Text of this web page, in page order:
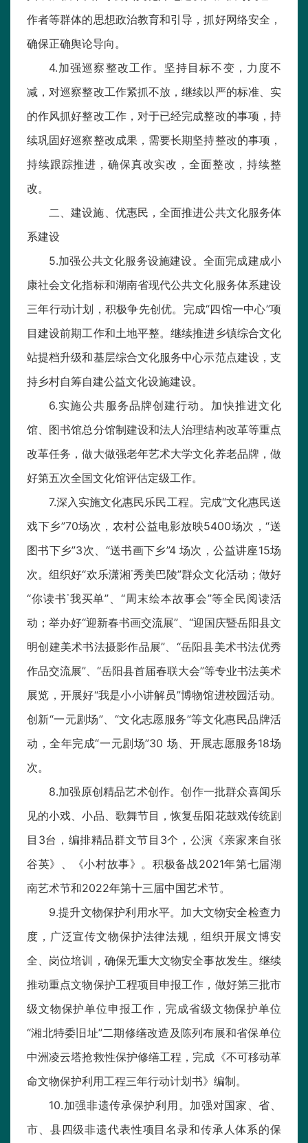
作者等群体的思想政治教育和引导，抓好网络安全，
确保正确舆论导向。
4.加强巡察整改工作。坚持目标不变，力度不
减，对巡察整改工作紧抓不放，继续以严的标准、实
的作风抓好整改工作，对于已经完成整改的事项，持
续巩固好巡察整改成果，需要长期坚持整改的事项，
持续跟踪推进，确保真改实改，全面整改，持续整
改。
二、建设施、优惠民，全面推进公共文化服务体
系建设
5.加强公共文化服务设施建设。全面完成建成小
康社会文化指标和湖南省现代公共文化服务体系建设
三年行动计划，积极争先创优。完成“四馆一中心”项
目建设前期工作和土地平整。继续推进乡镇综合文化
站提档升级和基层综合文化服务中心示范点建设，支
持乡村自筹自建公益文化设施建设。
6.实施公共服务品牌创建行动。加快推进文化
馆、图书馆总分馆制建设和法人治理结构改革等重点
改革任务，做大做强老年艺术大学文化养老品牌，做
好第五次全国文化馆评估定级工作。
7.深入实施文化惠民乐民工程。完成“文化惠民送
戏下乡”70场次，农村公益电影放映5400场次，“送
图书下乡”3次、“送书画下乡”4 场次，公益讲座15场
次。组织好“欢乐潇湘˙秀美巴陵”群众文化活动；做好
“你读书˙我买单”、“周末绘本故事会”等全民阅读活
动；举办好“迎新春书画交流展”、“迎国庆暨岳阳县文
明创建美术书法摄影作品展”、“岳阳县美术书法优秀
作品交流展”、“岳阳县首届春联大会”等专业书法美术
展览，开展好“我是小小讲解员”博物馆进校园活动。
创新“一元剧场”、“文化志愿服务”等文化惠民品牌活
动，全年完成“一元剧场”30 场、开展志愿服务18场
次。
8.加强原创精品艺术创作。创作一批群众喜闻乐
见的小戏、小品、歌舞节目，恢复岳阳花鼓戏传统剧
目3台，编排精品群文节目3个，公演《亲家来自张
谷英》、《小村故事》。积极备战2021年第七届湖
南艺术节和2022年第十三届中国艺术节。
9.提升文物保护利用水平。加大文物安全检查力
度，广泛宣传文物保护法律法规，组织开展文博安
全、岗位培训，确保无重大文物安全事故发生。继续
推动重点文物保护工程项目申报工作，做好第三批市
级文物保护单位申报工作，完成省级文物保护单位
“湘北特委旧址”二期修缮改造及陈列布展和省保单位
中洲凌云塔抢救性保护修缮工程，完成《不可移动革
命文物保护利用工程三年行动计划书》编制。
10.加强非遗传承保护利用。加强对国家、省、
市、县四级非遗代表性项目名录和传承人体系的保